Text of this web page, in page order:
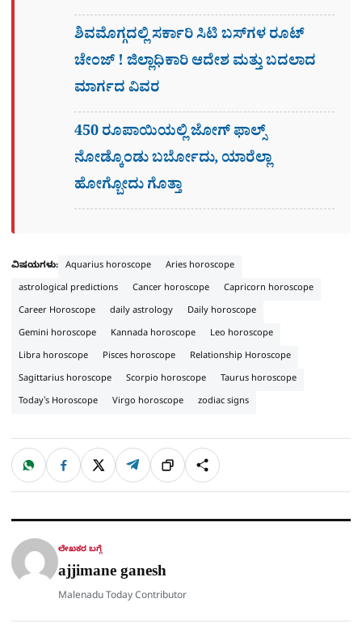
ಶಿವಮೊಗ್ಗದಲ್ಲಿ ಸರ್ಕಾರಿ ಸಿಟಿ ಬಸ್​ಗಳ ರೂಟ್
ಚೇಂಜ್ ! ಜಿಲ್ಲಾಧಿಕಾರಿ ಆದೇಶ ಮತ್ತು ಬದಲಾದ
ಮಾರ್ಗದ ವಿವರ
450 ರೂಪಾಯಿಯಲ್ಲಿ ಜೋಗ್​ ಫಾಲ್ಸ್​
ನೋಡ್ಕೊಂಡು ಬರ್ಬೋದು, ಯಾರೆಲ್ಲಾ
ಹೋಗ್ಬೋದು ಗೊತ್ತಾ
ವಿಷಯಗಳು: Aquarius horoscope
Aries horoscope
astrological predictions
Cancer horoscope
Capricorn horoscope
Career Horoscope
daily astrology
Daily horoscope
Gemini horoscope
Kannada horoscope
Leo horoscope
Libra horoscope
Pisces horoscope
Relationship Horoscope
Sagittarius horoscope
Scorpio horoscope
Taurus horoscope
Today's Horoscope
Virgo horoscope zodiac signs
ಹಂಚಿಕೊಳ್ಳಿ
W
a
t
p
p
F
c
e
o
k
X T
l
e
a
m
ಲಿಂ
ಕ್
S
h
a
ಲೇಖಕರ ಬಗ್ಗೆ
ajjimane ganesh
Malenadu Today Contributor